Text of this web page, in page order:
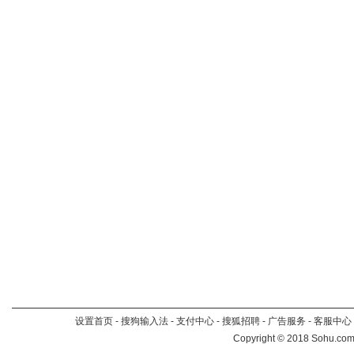
设置首页 - 搜狗输入法 - 支付中心 - 搜狐招聘 - 广告服务 - 客服中心
Copyright©2018